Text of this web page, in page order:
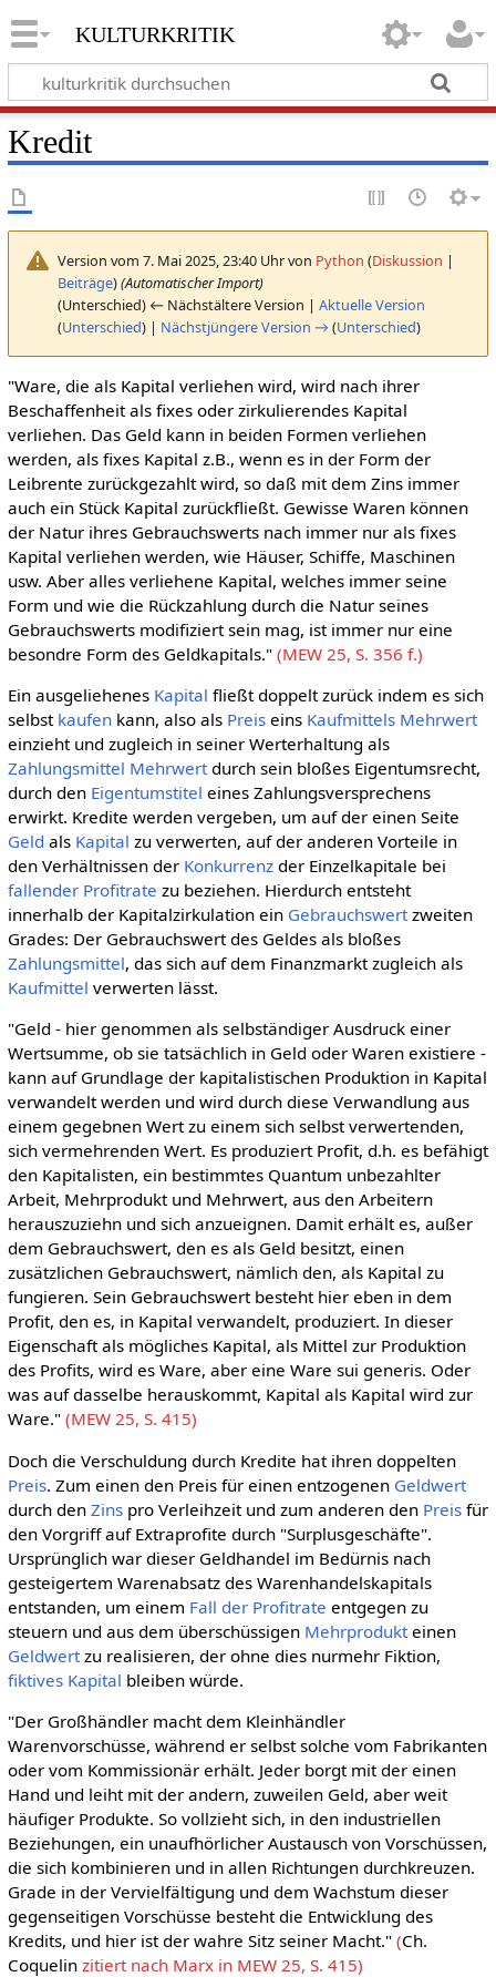
kulturkritik
Kredit
Version vom 7. Mai 2025, 23:40 Uhr von Python (Diskussion |
Beiträge)(Automatischer Import)
(Unterschied) ← Nächstältere Version | Aktuelle Version
(Unterschied) | Nächstjüngere Version → (Unterschied)
"Ware, die als Kapital verliehen wird, wird nach ihrer
Beschaffenheit als fixes oder zirkulierendes Kapital
verliehen. Das Geld kann in beiden Formen verliehen
werden, als fixes Kapital z.B., wenn es in der Form der
Leibrente zurückgezahlt wird, so daß mit dem Zins immer
auch ein Stück Kapital zurückfließt. Gewisse Waren können
der Natur ihres Gebrauchswerts nach immer nur als fixes
Kapital verliehen werden, wie Häuser, Schiffe, Maschinen
usw. Aber alles verliehene Kapital, welches immer seine
Form und wie die Rückzahlung durch die Natur seines
Gebrauchswerts modifiziert sein mag, ist immer nur eine
besondre Form des Geldkapitals." (MEW 25, S. 356 f.)
Ein ausgeliehenes Kapital fließt doppelt zurück indem es sich
selbst kaufenkann, also als Preiseins Kaufmittels Mehrwert
einzieht und zugleich in seiner Werterhaltung als
Zahlungsmittel Mehrwertdurch sein bloßes Eigentumsrecht,
durch den Eigentumstitel eines Zahlungsversprechens
erwirkt. Kredite werden vergeben, um auf der einen Seite
Geld als Kapital zu verwerten, auf der anderen Vorteile in
den Verhältnissen der Konkurrenzder Einzelkapitale bei
fallender Profitrate zu beziehen. Hierdurch entsteht
innerhalb der Kapitalzirkulation ein Gebrauchswertzweiten
Grades: Der Gebrauchswert des Geldes als bloßes
Zahlungsmittel, das sich auf dem Finanzmarkt zugleich als
Kaufmittel verwerten lässt.
"Geld - hier genommen als selbständiger Ausdruck einer
Wertsumme, ob sie tatsächlich in Geld oder Waren existiere -
kann auf Grundlage der kapitalistischen Produktion in Kapital
verwandelt werden und wird durch diese Verwandlung aus
einem gegebnen Wert zu einem sich selbst verwertenden,
sich vermehrenden Wert. Es produziert Profit, d.h. es befähigt
den Kapitalisten, ein bestimmtes Quantum unbezahlter
Arbeit, Mehrprodukt und Mehrwert, aus den Arbeitern
herauszuziehn und sich anzueignen. Damit erhält es, außer
dem Gebrauchswert, den es als Geld besitzt, einen
zusätzlichen Gebrauchswert, nämlich den, als Kapital zu
fungieren. Sein Gebrauchswert besteht hier eben in dem
Profit, den es, in Kapital verwandelt, produziert. In dieser
Eigenschaft als mögliches Kapital, als Mittel zur Produktion
des Profits, wird es Ware, aber eine Ware sui generis. Oder
was auf dasselbe herauskommt, Kapital als Kapital wird zur
Ware." (MEW 25, S. 415)
Doch die Verschuldung durch Kredite hat ihren doppelten
Preis. Zum einen den Preis für einen entzogenen Geldwert
durch den Zinspro Verleihzeit und zum anderen den Preisfür
den Vorgriff auf Extraprofite durch "Surplusgeschäfte".
Ursprünglich war dieser Geldhandel im Bedürnis nach
gesteigertem Warenabsatz des Warenhandelskapitals
entstanden, um einem Fall der Profitrate entgegen zu
steuern und aus dem überschüssigen Mehrprodukteinen
Geldwertzu realisieren, der ohne dies nurmehr Fiktion,
fiktives Kapital bleiben würde.
"Der Großhändler macht dem Kleinhändler
Warenvorschüsse, während er selbst solche vom Fabrikanten
oder vom Kommissionär erhält. Jeder borgt mit der einen
Hand und leiht mit der andern, zuweilen Geld, aber weit
häufiger Produkte. So vollzieht sich, in den industriellen
Beziehungen, ein unaufhörlicher Austausch von Vorschüssen,
die sich kombinieren und in allen Richtungen durchkreuzen.
Grade in der Vervielfältigung und dem Wachstum dieser
gegenseitigen Vorschüsse besteht die Entwicklung des
Kredits, und hier ist der wahre Sitz seiner Macht." (Ch.
Coquelin zitiert nach Marx in MEW 25, S. 415)